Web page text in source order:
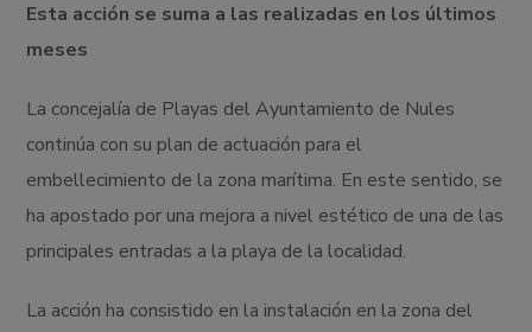
Esta acción se suma a las realizadas en los últimos
meses
La concejalía de Playas del Ayuntamiento de Nules
continúa con su plan de actuación para el
embellecimiento de la zona marítima. En este sentido, se
ha apostado por una mejora a nivel estético de una de las
principales entradas a la playa de la localidad.
La acción ha consistido en la instalación en la zona del